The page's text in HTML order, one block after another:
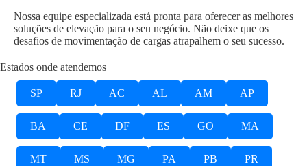
Nossa equipe especializada está pronta para oferecer as melhores
soluções de elevação para o seu negócio. Não deixe que os
desafios de movimentação de cargas atrapalhem o seu sucesso.
Estados onde atendemos
SP RJ AC AL AM AP
BA CE DF ES GO MA
MT MS MG PA PB PR